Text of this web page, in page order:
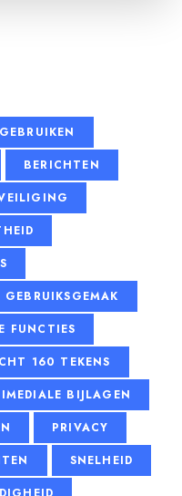
BERICHTEN
GEBRUIKSGEMAK
FUNCTIES
160 TEKENS
BIJLAGEN
PRIVACY
SNELHEID